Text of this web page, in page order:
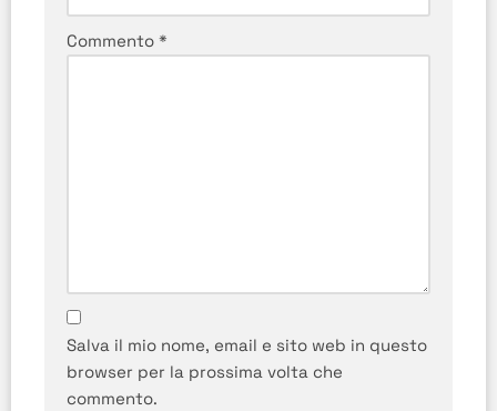
Commento *
Salva il mio nome, email e sito web in questo
browser per la prossima volta che
commento.